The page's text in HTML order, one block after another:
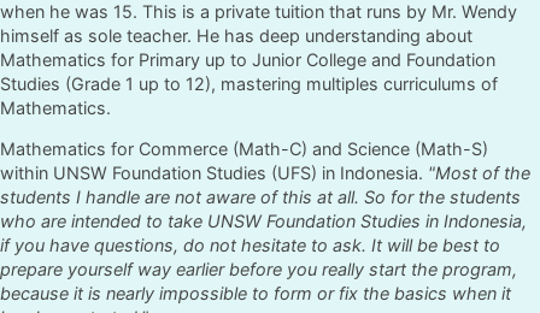
when he was 15. This is a private tuition that runs by Mr. Wendy
himself as sole teacher. He has deep understanding about
Mathematics for Primary up to Junior College and Foundation
Studies (Grade 1 up to 12), mastering multiples curriculums of
Mathematics.
Mathematics for Commerce (Math-C) and Science (Math-S)
within UNSW Foundation Studies (UFS) in Indonesia. "Most of the
students I handle are not aware of this at all. So for the students
who are intended to take UNSW Foundation Studies in Indonesia,
if you have questions, do not hesitate to ask. It will be best to
prepare yourself way earlier before you really start the program,
because it is nearly impossible to form or fix the basics when it